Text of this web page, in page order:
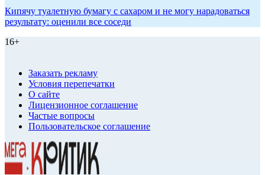
Кипячу туалетную бумагу с сахаром и не могу нарадоваться
результату: оценили все соседи
16+
Заказать рекламу
Условия перепечатки
О сайте
Лицензионное соглашение
Частые вопросы
Пользовательское соглашение